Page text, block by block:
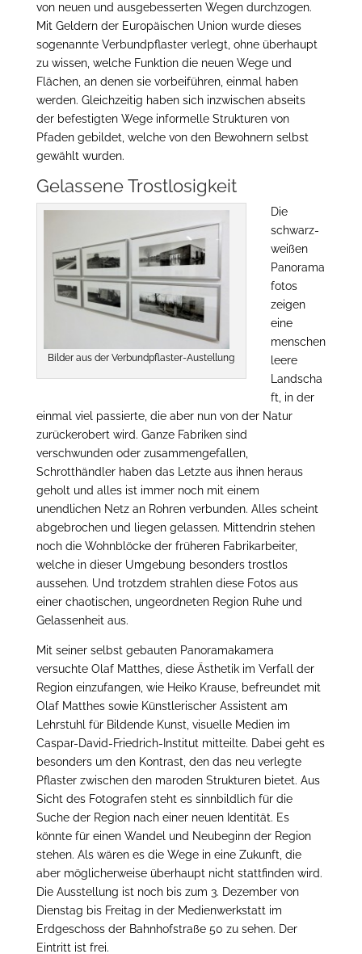
von neuen und ausgebesserten Wegen durchzogen.
Mit Geldern der Europäischen Union wurde dieses
sogenannte Verbundpflaster verlegt, ohne überhaupt
zu wissen, welche Funktion die neuen Wege und
Flächen, an denen sie vorbeiführen, einmal haben
werden. Gleichzeitig haben sich inzwischen abseits
der befestigten Wege informelle Strukturen von
Pfaden gebildet, welche von den Bewohnern selbst
gewählt wurden.
Gelassene Trostlosigkeit
Bilder aus der Verbundpflaster-Austellung
Die
schwarz-
weißen
Panorama
fotos
zeigen
eine
menschen
leere
Landscha
ft, in der
einmal viel passierte, die aber nun von der Natur
zurückerobert wird. Ganze Fabriken sind
verschwunden oder zusammengefallen,
Schrotthändler haben das Letzte aus ihnen heraus
geholt und alles ist immer noch mit einem
unendlichen Netz an Rohren verbunden. Alles scheint
abgebrochen und liegen gelassen. Mittendrin stehen
noch die Wohnblöcke der früheren Fabrikarbeiter,
welche in dieser Umgebung besonders trostlos
aussehen. Und trotzdem strahlen diese Fotos aus
einer chaotischen, ungeordneten Region Ruhe und
Gelassenheit aus.
Mit seiner selbst gebauten Panoramakamera
versuchte Olaf Matthes, diese Ästhetik im Verfall der
Region einzufangen, wie Heiko Krause, befreundet mit
Olaf Matthes sowie Künstlerischer Assistent am
Lehrstuhl für Bildende Kunst, visuelle Medien im
Caspar-David-Friedrich-Institut mitteilte. Dabei geht es
besonders um den Kontrast, den das neu verlegte
Pflaster zwischen den maroden Strukturen bietet. Aus
Sicht des Fotografen steht es sinnbildlich für die
Suche der Region nach einer neuen Identität. Es
könnte für einen Wandel und Neubeginn der Region
stehen. Als wären es die Wege in eine Zukunft, die
aber möglicherweise überhaupt nicht stattfinden wird.
Die Ausstellung ist noch bis zum 3. Dezember von
Dienstag bis Freitag in der Medienwerkstatt im
Erdgeschoss der Bahnhofstraße 50 zu sehen. Der
Eintritt ist frei.